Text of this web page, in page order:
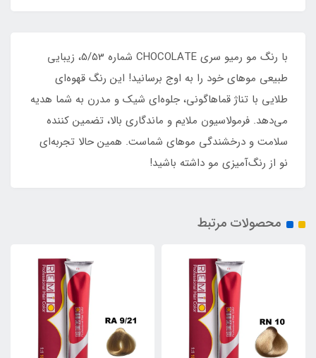
با رنگ مو رمیو سری CHOCOLATE شماره 5/53، زیبایی
طبیعی موهای خود را به اوج برسانید! این رنگ قهوه‌ای
طلایی با تناژ قماهاگونی، جلوه‌ای شیک و مدرن به شما هدیه
می‌دهد. فرمولاسیون ملایم و ماندگاری بالا، تضمین کننده
سلامت و درخشندگی موهای شماست. همین حالا تجربه‌ای
نو از رنگ‌آمیزی مو داشته باشید!
محصولات مرتبط